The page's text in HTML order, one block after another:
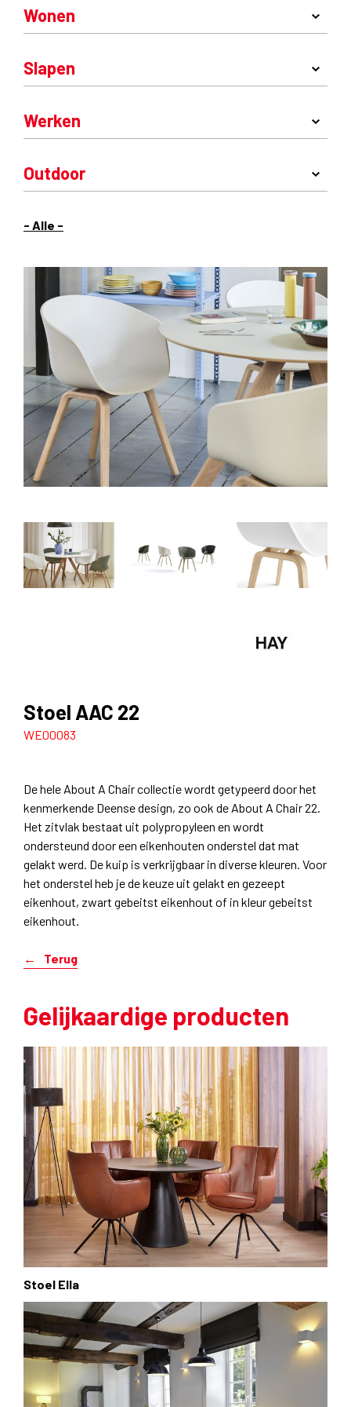
- Alle -
Wonen
Slapen
Werken
Outdoor
Stoel AAC 22
WE00083
De hele About A Chair collectie wordt getypeerd door het
kenmerkende Deense design, zo ook de About A Chair 22.
Het zitvlak bestaat uit polypropyleen en wordt
ondersteund door een eikenhouten onderstel dat mat
gelakt werd. De kuip is verkrijgbaar in diverse kleuren. Voor
het onderstel heb je de keuze uit gelakt en gezeept
eikenhout, zwart gebeitst eikenhout of in kleur gebeitst
eikenhout.
Terug
Gelijkaardige producten
Stoel Ella